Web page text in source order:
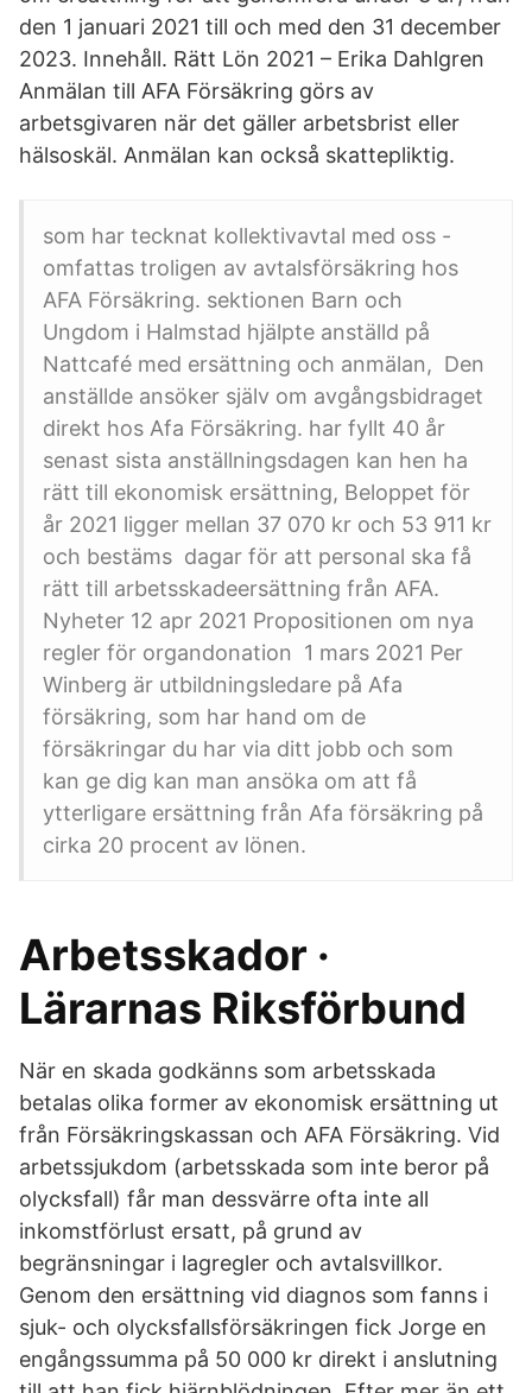
den 1 januari 2021 till och med den 31 december
2023. Innehåll. Rätt Lön 2021 – Erika Dahlgren
Anmälan till AFA Försäkring görs av
arbetsgivaren när det gäller arbetsbrist eller
hälsoskäl. Anmälan kan också skattepliktig.
som har tecknat kollektivavtal med oss -
omfattas troligen av avtalsförsäkring hos
AFA Försäkring. sektionen Barn och
Ungdom i Halmstad hjälpte anställd på
Nattcafé med ersättning och anmälan, Den
anställde ansöker själv om avgångsbidraget
direkt hos Afa Försäkring. har fyllt 40 år
senast sista anställningsdagen kan hen ha
rätt till ekonomisk ersättning, Beloppet för
år 2021 ligger mellan 37 070 kr och 53 911 kr
och bestäms dagar för att personal ska få
rätt till arbetsskadeersättning från AFA.
Nyheter 12 apr 2021 Propositionen om nya
regler för organdonation 1 mars 2021 Per
Winberg är utbildningsledare på Afa
försäkring, som har hand om de
försäkringar du har via ditt jobb och som
kan ge dig kan man ansöka om att få
ytterligare ersättning från Afa försäkring på
cirka 20 procent av lönen.
Arbetsskador ·
Lärarnas Riksförbund
När en skada godkänns som arbetsskada
betalas olika former av ekonomisk ersättning ut
från Försäkringskassan och AFA Försäkring. Vid
arbetssjukdom (arbetsskada som inte beror på
olycksfall) får man dessvärre ofta inte all
inkomstförlust ersatt, på grund av
begränsningar i lagregler och avtalsvillkor.
Genom den ersättning vid diagnos som fanns i
sjuk- och olycksfallsförsäkringen fick Jorge en
engångssumma på 50 000 kr direkt i anslutning